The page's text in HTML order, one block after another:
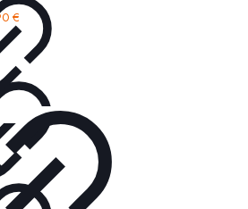
€